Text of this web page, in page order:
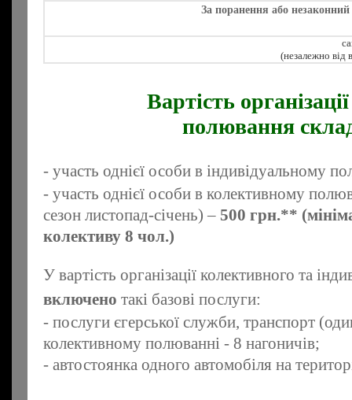
За поранення або незаконний
(незалежно від
Вартість
полювання
- участь однієї особи в індивідуальному
- участь однієї особи в колективному
сезон листопад-січень) – 500 грн.**
колективу 8 чол.)
У вартість організації колективного та
включено такі базові послуги:
- послуги єгерської служби, транспорт
колективному полюванні - 8 нагоничів;
- автостоянка одного автомобіля на